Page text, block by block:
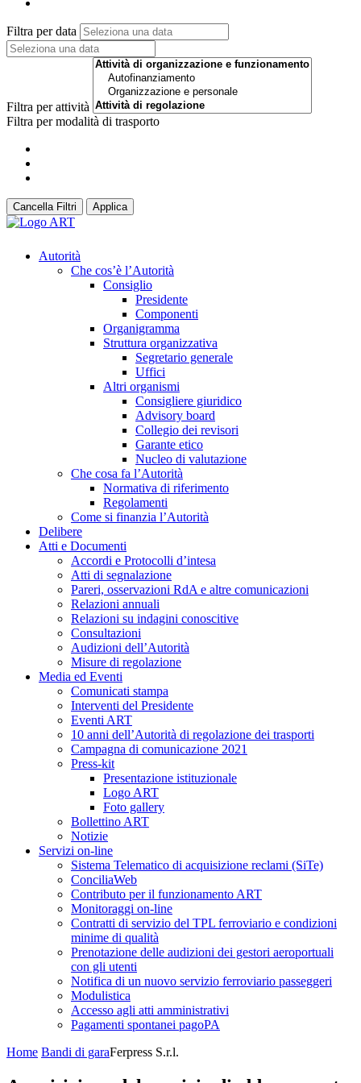
Filtra per data
Filtra per attività
Filtra per modalità di trasporto
Cancella Filtri Applica
Autorità
Che cos’è l’Autorità
Consiglio
Presidente
Componenti
Organigramma
Struttura organizzativa
Segretario generale
Uffici
Altri organismi
Consigliere giuridico
Advisory board
Collegio dei revisori
Garante etico
Nucleo di valutazione
Che cosa fa l’Autorità
Normativa di riferimento
Regolamenti
Come si finanzia l’Autorità
Delibere
Atti e Documenti
Accordi e Protocolli d’intesa
Atti di segnalazione
Pareri, osservazioni RdA e altre comunicazioni
Relazioni annuali
Relazioni su indagini conoscitive
Consultazioni
Audizioni dell’Autorità
Misure di regolazione
Media ed Eventi
Comunicati stampa
Interventi del Presidente
Eventi ART
10 anni dell’Autorità di regolazione dei trasporti
Campagna di comunicazione 2021
Press-kit
Presentazione istituzionale
Logo ART
Foto gallery
Bollettino ART
Notizie
Servizi on-line
Sistema Telematico di acquisizione reclami (SiTe)
ConciliaWeb
Contributo per il funzionamento ART
Monitoraggi on-line
Contratti di servizio del TPL ferroviario e condizioni
minime di qualità
Prenotazione delle audizioni dei gestori aeroportuali
con gli utenti
Notifica di un nuovo servizio ferroviario passeggeri
Modulistica
Accesso agli atti amministrativi
Pagamenti spontanei pagoPA
Home Bandi di garaFerpress S.r.l.